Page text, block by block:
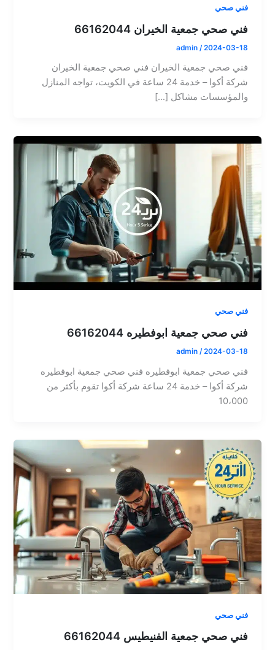
فني صحي
فني صحي جمعية الخيران 66162044
admin /2024-03-18
فني صحي جمعية الخيران فني صحي جمعية الخيران
شركة أكوا – خدمة 24 ساعة في الكويت، تواجه المنازل
والمؤسسات مشاكل […]
فني صحي
فني صحي جمعية ابوفطيره 66162044
admin /2024-03-18
فني صحي جمعية ابوفطيره فني صحي جمعية ابوفطيره
شركة أكوا – خدمة 24 ساعة شركة أكوا تقوم بأكثر من
10،000
فني صحي
فني صحي جمعية الفنيطيس 66162044